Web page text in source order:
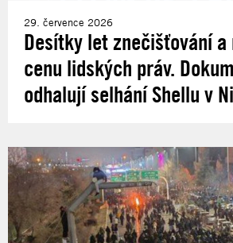
29. července 2026
Desítky let znečišťování a
cenu lidských práv.
odhalují selhání Shellu v